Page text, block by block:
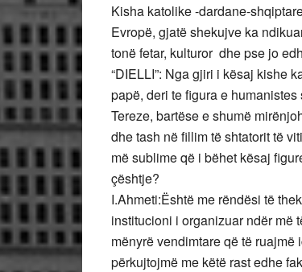
Kisha katolike -dardane-
Evropë, gjatë shekujve ka
tonë fetar, kulturor dhe pse jo
“DIELLI”: Nga gjiri i kësaj kishe
papë, deri te figura e
Tereze, bartëse e shumë
dhe tash në fillim të shtatorit të
më sublime që i bëhet kësaj
çështje?
I.Ahmeti:Është me rëndësi të
institucioni i organizuar ndër më
mënyrë vendimtare që të
përkujtojmë me këtë rast edhe